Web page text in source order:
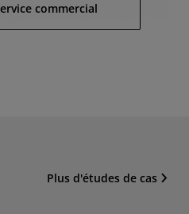
commercial
Plus d'études de cas